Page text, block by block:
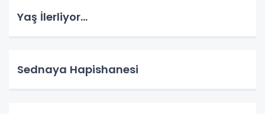
Yaş İlerliyor…
Sednaya Hapishanesi